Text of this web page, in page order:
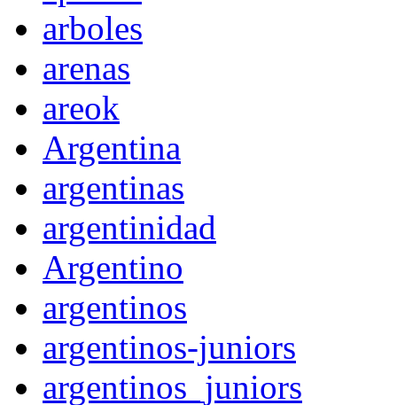
arboles
arenas
areok
Argentina
argentinas
argentinidad
Argentino
argentinos
argentinos-juniors
argentinos_juniors